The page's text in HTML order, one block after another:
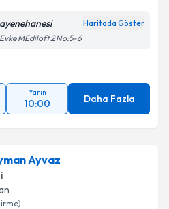
Haritada Göster
MEdiloft 2 No:5-6
Yarın
10:00 Daha Fazla
Ayvaz